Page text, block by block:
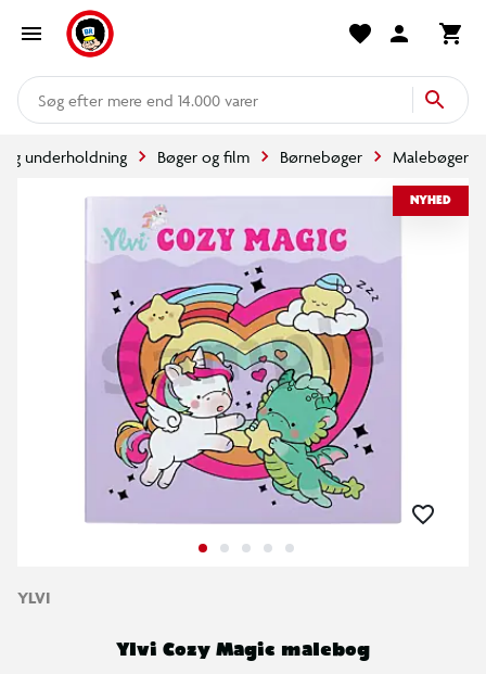
mere end 14.000 varer
og underholdning Bøger og film Børnebøger Malebøger
NYHED
YLVI
Ylvi Cozy Magic malebog